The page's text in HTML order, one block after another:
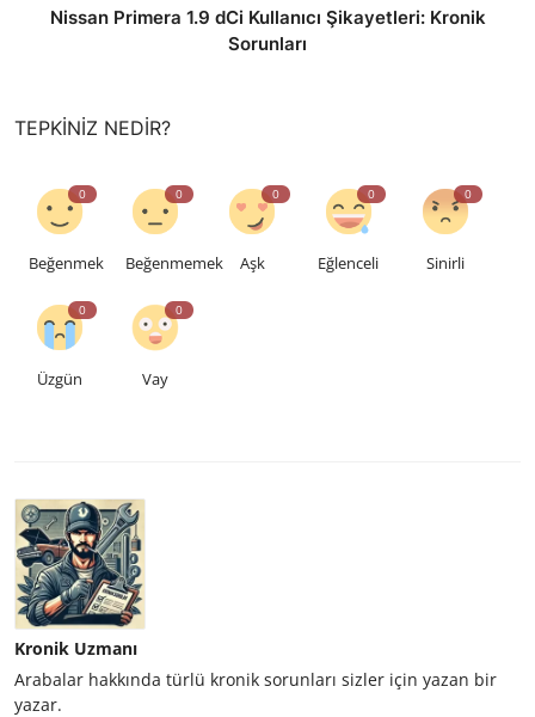
Nissan Primera 1.9 dCi Kullanıcı Şikayetleri: Kronik
Sorunları
TEPKINIZ NEDIR?
0
Beğenmek
0
Beğenmemek
0
Aşk
0
Eğlenceli
0
Sinirli
0
Üzgün
0
Vay
Kronik Uzmanı
Arabalar hakkında türlü kronik sorunları sizler için yazan bir
yazar.